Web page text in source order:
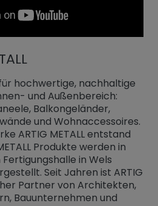
für hochwertige, nachhaltige
und Außenbereich:
Balkongeländer,
und Wohnaccessoires.
ARTIG METALL entstand
Produkte werden in
in Wels
Seit Jahren ist ARTIG
Partner von Architekten,
Bauunternehmen und